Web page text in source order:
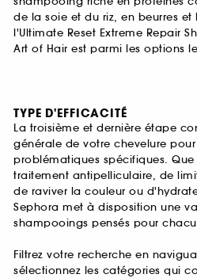
de la soie et du riz, en beurres et
l'Ultimate Reset Extreme Repair
Art of Hair est parmi les options
TYPE D'EFFICACITÉ
La troisième et dernière étape
générale de votre chevelure
problématiques spécifiques.
traitement antipelliculaire, de
de raviver la couleur ou
Sephora met à disposition une
shampooings pensés pour
Filtrez votre recherche en
sélectionnez les catégories qui